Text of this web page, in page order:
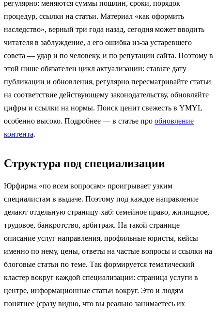
регулярно: меняются суммы пошлин, сроки, порядок
процедур, ссылки на статьи. Материал «как оформить
наследство», верный три года назад, сегодня может вводить
читателя в заблуждение, а его ошибка из-за устаревшего
совета — удар и по человеку, и по репутации сайта. Поэтому в
этой нише обязателен цикл актуализации: ставьте дату
публикации и обновления, регулярно пересматривайте статьи
на соответствие действующему законодательству, обновляйте
цифры и ссылки на нормы. Поиск ценит свежесть в YMYL
особенно высоко. Подробнее — в статье про обновление
контента.
Структура под специализации
Юрфирма «по всем вопросам» проигрывает узким
специалистам в выдаче. Поэтому под каждое направление
делают отдельную страницу-хаб: семейное право, жилищное,
трудовое, банкротство, арбитраж. На такой странице —
описание услуг направления, профильные юристы, кейсы
именно по нему, цены, ответы на частые вопросы и ссылки на
блоговые статьи по теме. Так формируется тематический
кластер вокруг каждой специализации: страница услуги в
центре, информационные статьи вокруг. Это и людям
понятнее (сразу видно, что вы реально занимаетесь их